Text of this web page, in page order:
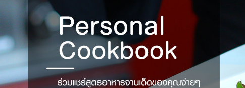
สูตรอาหารล่าสุด
Top Foodie
พาไปชิม
สารพันก้นครัว
เคล็ดลับน่ารู้
FoodPedia